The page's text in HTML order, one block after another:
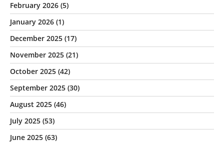
February 2026 (5)
January 2026 (1)
December 2025 (17)
November 2025 (21)
October 2025 (42)
September 2025 (30)
August 2025 (46)
July 2025 (53)
June 2025 (63)